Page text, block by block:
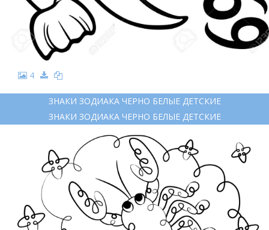
4
ЗНАКИ ЗОДИАКА ЧЕРНО БЕЛЫЕ ДЕТСКИЕ
ЗНАКИ ЗОДИАКА ЧЕРНО БЕЛЫЕ ДЕТСКИЕ